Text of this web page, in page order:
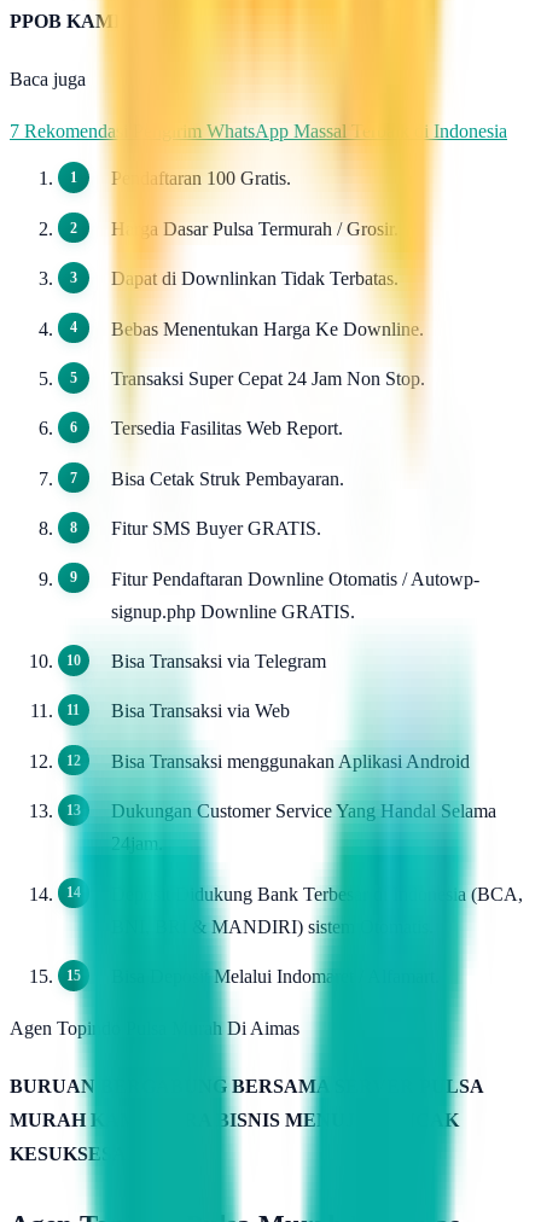
PPOB KAMI
Baca juga
7 Rekomendasi Pengirim WhatsApp Massal Terbaik di Indonesia
Pendaftaran 100 Gratis.
Harga Dasar Pulsa Termurah / Grosir.
Dapat di Downlinkan Tidak Terbatas.
Bebas Menentukan Harga Ke Downline.
Transaksi Super Cepat 24 Jam Non Stop.
Tersedia Fasilitas Web Report.
Bisa Cetak Struk Pembayaran.
Fitur SMS Buyer GRATIS.
Fitur Pendaftaran Downline Otomatis / Autowp-
signup.php Downline GRATIS.
Bisa Transaksi via Telegram
Bisa Transaksi via Web
Bisa Transaksi menggunakan Aplikasi Android
Dukungan Customer Service Yang Handal Selama
24jam.
Deposit Didukung Bank Terbesar di Indonesia (BCA,
BNI, BRI & MANDIRI) sistem Otomatis.
Bisa Deposit Melalui Indomaret / Alfamart.
Agen Topindo Pulsa Murah Di Aimas
BURUAN BERGABUNG BERSAMA SERVER PULSA
MURAH KAMIMITRA BISNIS MENUJU PUNCAK
KESUKSESAN